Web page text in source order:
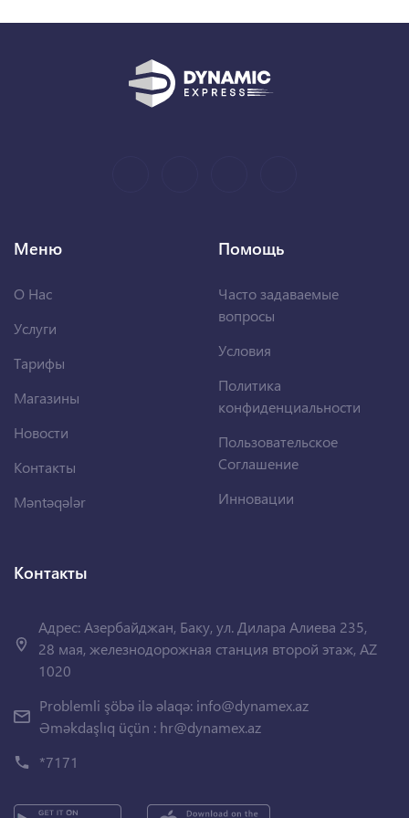
Меню
О Нас
Услуги
Тарифы
Магазины
Новости
Контакты
Məntəqələr
Помощь
Часто задаваемые
вопросы
Условия
Политика
конфиденциальности
Пользовательское
Соглашение
Инновации
Контакты
Адрес: Азербайджан, Баку, ул. Дилара Алиева 235,
28 мая, железнодорожная станция второй этаж, AZ
1020
Problemli şöbə ilə əlaqə: info@dynamex.az
Əməkdaşlıq üçün : hr@dynamex.az
*7171